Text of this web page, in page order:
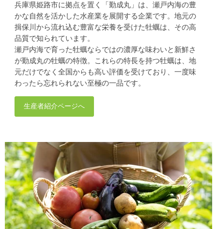
兵庫県姫路市に拠点を置く「勤成丸」は、瀬戸内海の豊
かな自然を活かした水産業を展開する企業です。地元の
揖保川から流れ込む豊富な栄養を受けた牡蠣は、その高
品質で知られています。
瀬戸内海で育った牡蠣ならではの濃厚な味わいと新鮮さ
が勤成丸の牡蠣の特徴。これらの特長を持つ牡蠣は、地
元だけでなく全国からも高い評価を受けており、一度味
わったら忘れられない至極の一品です。
生産者紹介ページへ